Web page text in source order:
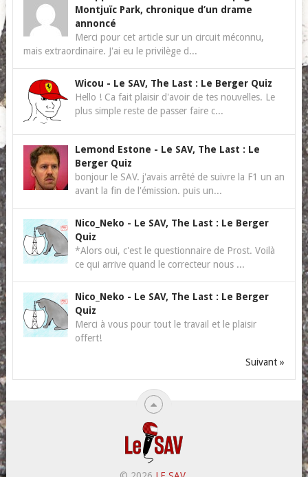
Montjuïc Park, chronique d’un drame
annoncé
Merci pour cet article sur un circuit méconnu,
mais extraordinaire. J'ai eu le privilège d...
Wicou - Le SAV, The Last : Le Berger Quiz
Hello ! Ca fait plaisir d'avoir de tes nouvelles. Le
plus simple reste de passer faire c...
Lemond Estone - Le SAV, The Last : Le
Berger Quiz
bonjour le SAV. j'avais arrêté de suivre la F1 un an
avant la fin de l'émission. puis un...
Nico_Neko - Le SAV, The Last : Le Berger
Quiz
*Alors oui, c'est le questionnaire de Prost. Voilà
ce qui arrive quand le correcteur nous ...
Nico_Neko - Le SAV, The Last : Le Berger
Quiz
Merci à vous pour tout le travail et le plaisir
offert!
Suivant »